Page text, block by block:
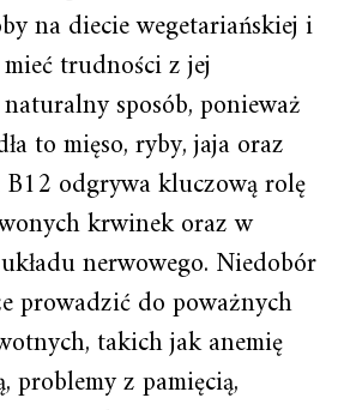
na diecie wegetariańskiej i
trudności z jej
sposób, ponieważ
to mięso, ryby, jaja oraz
odgrywa kluczową rolę
krwinek oraz w
nerwowego. Niedobór
prowadzić do poważnych
takich jak anemię
problemy z pamięcią,